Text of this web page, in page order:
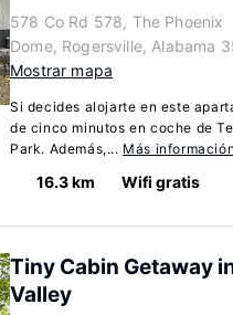
578 Co Rd 578, The Phoenix
Dome, Rogersville, Alabama
Mostrar mapa
Si decides alojarte en este
de cinco minutos en coche de
Park. Además,... Más información
16.3 km Wifi gratis
Tiny Cabin Getaway
Valley